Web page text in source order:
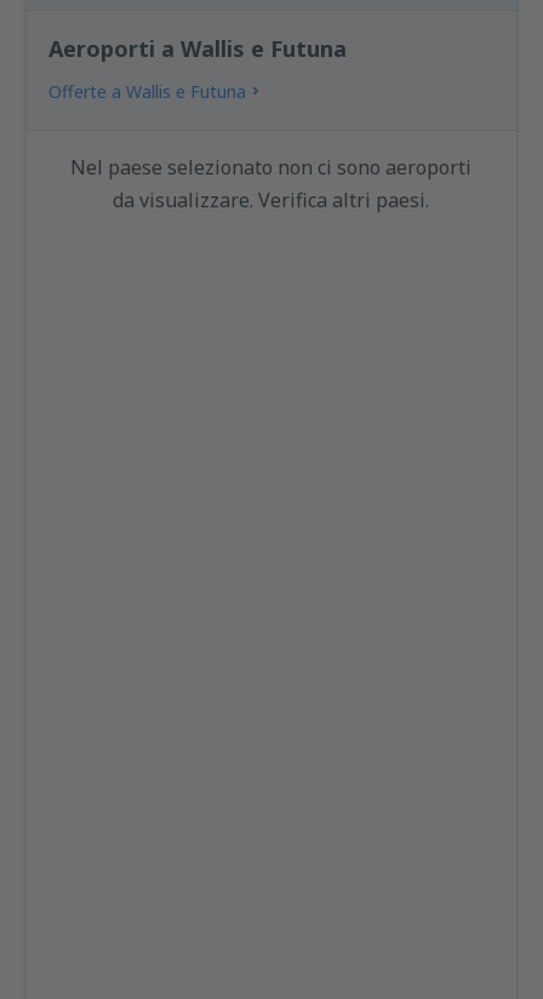
Aeroporti a Wallis e Futuna
Offerte a Wallis e Futuna
Nel paese selezionato non ci sono aeroporti
da visualizzare. Verifica altri paesi.